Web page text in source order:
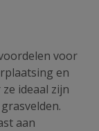
voor
en
ideaal zijn
aan